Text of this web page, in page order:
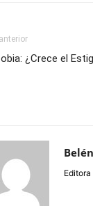
¿Crece el